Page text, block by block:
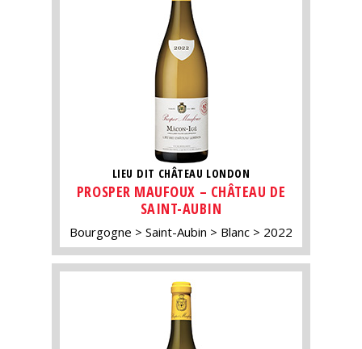
LIEU DIT CHÂTEAU LONDON
PROSPER MAUFOUX – CHÂTEAU DE
SAINT-AUBIN
Bourgogne Saint-Aubin Blanc 2022